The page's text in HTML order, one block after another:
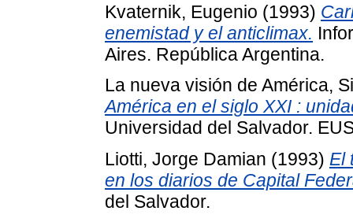
Kvaternik, Eugenio (1993)
enemistad y el anticlimax.
Aires. República Argentina.
La nueva visión de América,
América en el siglo XXI :
Universidad del Salvador.
Liotti, Jorge Damian (1993) El
en los diarios de Capital
del Salvador.